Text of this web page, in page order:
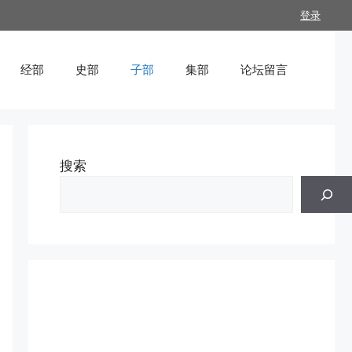
登录
经部 史部 子部 集部 论坛留言
搜索